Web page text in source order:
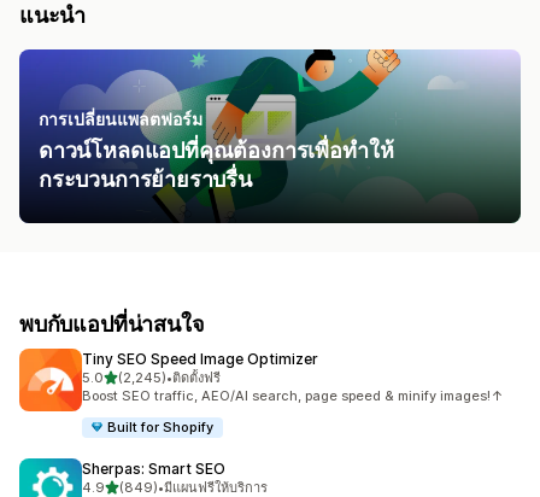
แนะนำ
การเปลี่ยนแพลตฟอร์ม
ดาวน์โหลดแอปที่คุณต้องการเพื่อทำให้
กระบวนการย้ายราบรื่น
พบกับแอปที่น่าสนใจ
Tiny SEO Speed Image Optimizer
5.0เต็ม 5 ดาว
(2,245)
ทั้งหมด 2245 รีวิว
•ติดตั้งฟรี
Boost SEO traffic, AEO/AI search, page speed & minify images!↑
Built for Shopify
Sherpas: Smart SEO
4.9เต็ม 5 ดาว
(849)•มีแผนฟรีให้บริการ